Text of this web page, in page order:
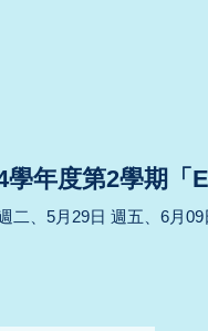
年度第2學期「
二、5月29日 週五、6月